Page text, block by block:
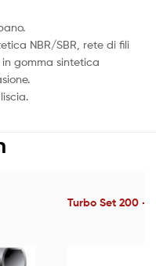
NBR/SBR, rete di fili
gomma sintetica
Turbo Set 200 -